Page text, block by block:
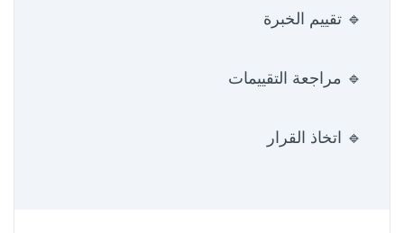
🔹 تقييم الخبرة
🔹 مراجعة التقييمات
🔹 اتخاذ القرار